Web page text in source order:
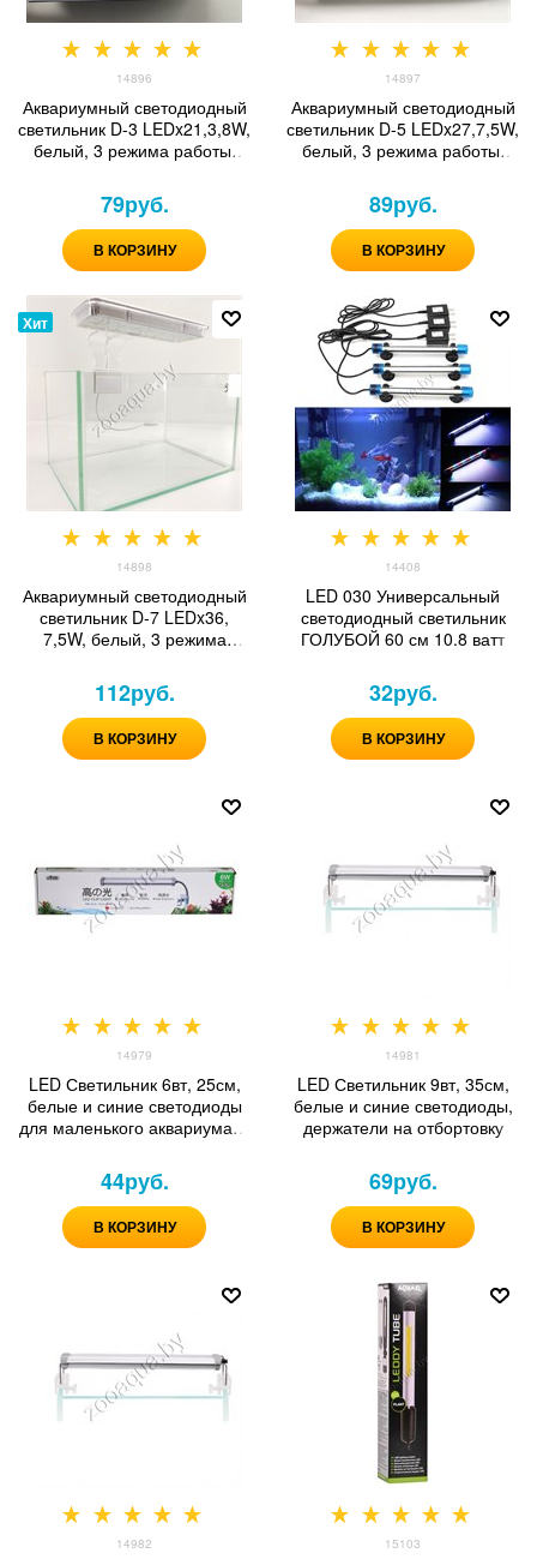
14896
Аквариумный светодиодный
светильник D-3 LEDx21,3,8W,
белый, 3 режима работы,
79руб.
В КОРЗИНУ
14897
Аквариумный светодиодный
светильник D-5 LEDx27,7,5W,
белый, 3 режима работы,
89руб.
В КОРЗИНУ
Хит
14898
Аквариумный светодиодный
светильник D-7 LEDx36,
7,5W, белый, 3 режима
переключатель
112руб.
В КОРЗИНУ
14408
LED 030 Универсальный
светодиодный светильник
ГОЛУБОЙ 60 см 10.8 ватт
32руб.
В КОРЗИНУ
14979
LED Светильник 6вт, 25см,
белые и синие светодиоды
для маленького аквариума, с
на отбортовку
44руб.
В КОРЗИНУ
14981
LED Светильник 9вт, 35см,
белые и синие светодиоды,
держатели на отбортовку
69руб.
В КОРЗИНУ
14982 15103